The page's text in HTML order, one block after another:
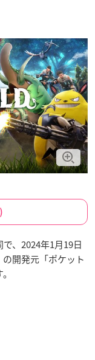
、2024年1月19日
開発元「ポケット